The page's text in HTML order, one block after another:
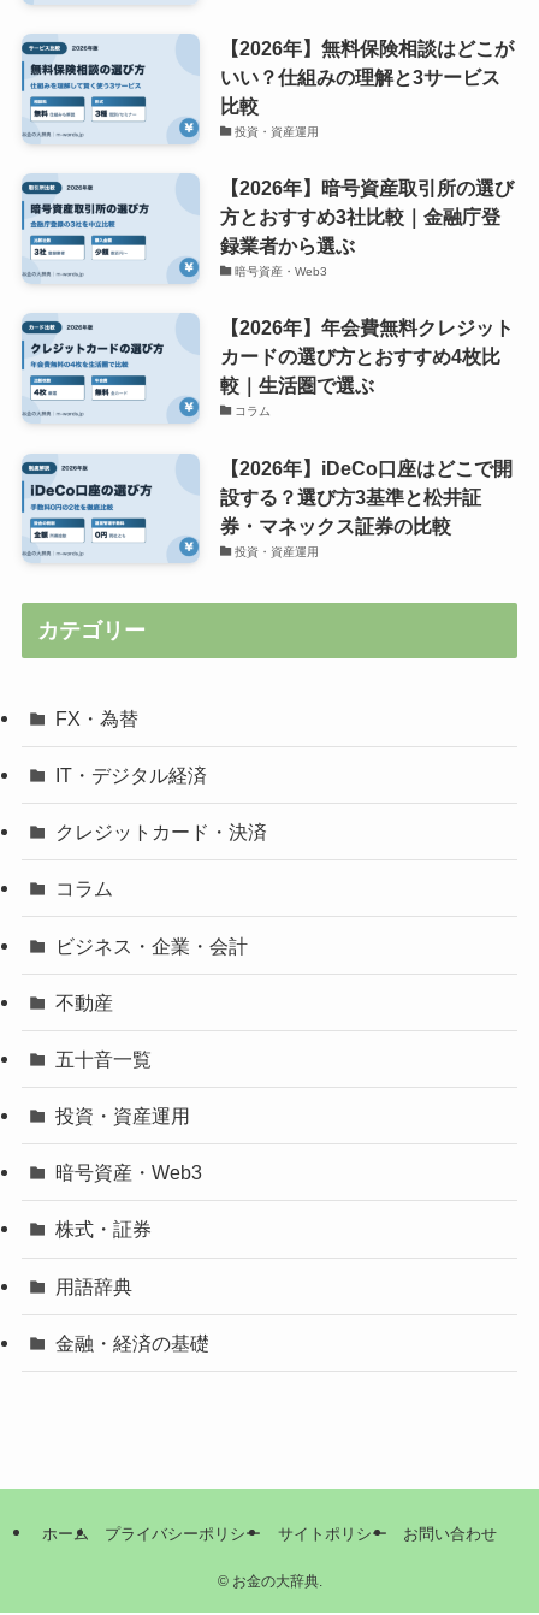
【2026年】無料保険相談はどこが
いい？仕組みの理解と3サービス
比較
投資・資産運用
【2026年】暗号資産取引所の選び
方とおすすめ3社比較｜金融庁登
録業者から選ぶ
暗号資産・Web3
【2026年】年会費無料クレジット
カードの選び方とおすすめ4枚比
較｜生活圏で選ぶ
コラム
【2026年】iDeCo口座はどこで開
設する？選び方3基準と松井証
券・マネックス証券の比較
投資・資産運用
カテゴリー
FX・為替
IT・デジタル経済
クレジットカード・決済
コラム
ビジネス・企業・会計
不動産
五十音一覧
投資・資産運用
暗号資産・Web3
株式・証券
用語辞典
金融・経済の基礎
ホーム プライバシーポリシー サイトポリシー お問い合わせ
©お金の大辞典.